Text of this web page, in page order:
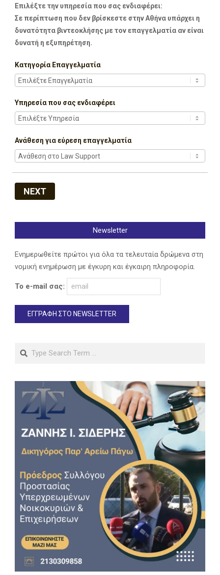
Επιλέξτε την υπηρεσία που σας ενδιαφέρει:
Σε περίπτωση που δεν βρίσκεστε στην Αθήνα υπάρχει η
δυνατότητα βιντεοκλήσης με τον επαγγελματία αν είναι
δυνατή η εξυπηρέτηση.
Κατηγορία Επαγγελματία
Υπηρεσία που σας ενδιαφέρει
Ανάθεση για εύρεση επαγγελματία
NEXT
Newsletter
Ενημερωθείτε πρώτοι για όλα τα τελευταία δρώμενα στη
νομική ενημέρωση με έγκυρη και έγκαιρη πληροφορία.
Το e-mail σας:
Search